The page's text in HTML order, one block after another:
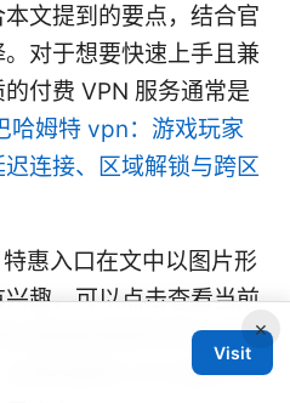
文提到的要点，结合官
对于想要快速上手且兼
付费 VPN 服务通常是
哈姆特 vpn：游戏玩家
连接、区域解锁与跨区
惠入口在文中以图片形
趣，可以点击查看当前
使用前熟悉你所在地区
规地使用 VPN 服务，
×
Visit